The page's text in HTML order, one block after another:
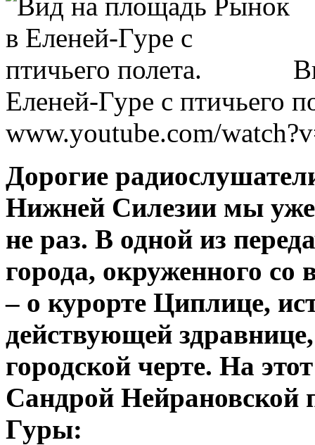
Еленей-Гуре с птичьего
www.youtube.com/
Дорогие
Нижней Силезии мы
не раз. В одной из
города, окруженного со
– о курорте Циплице,
действующей
городской черте. На
Сандрой Нейрановской
Гуры: